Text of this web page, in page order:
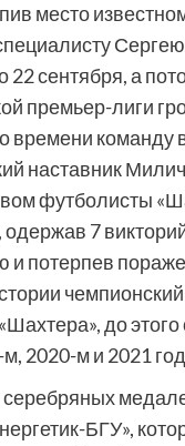
место
22 сентября, а
премьер-лиги
времени команду
наставник
футболисты
одержав 7
и потерпев
до этого
2020-м и 2021
БГУ»,